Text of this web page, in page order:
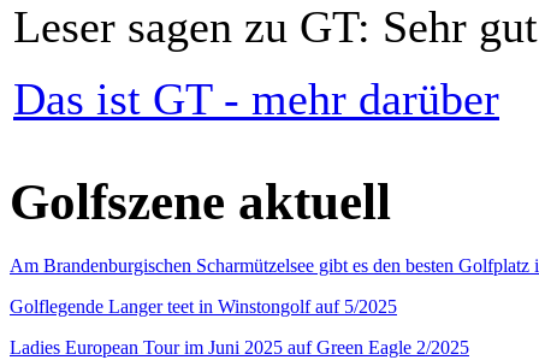
Leser sagen zu GT: Sehr
Das ist GT - mehr darüber
Golfszene aktuell
Am Brandenburgischen Scharmützelsee gibt es den besten
Golflegende Langer teet in Winstongolf auf 5/2025
Ladies European Tour im Juni 2025 auf Green Eagle 2/2025